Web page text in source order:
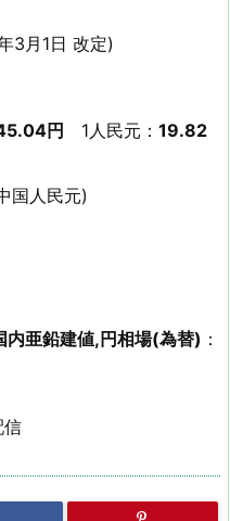
3月1日 改定)
円 1人民元： 19.82
国人民元)
内亜鉛建値,円相場(為替) ：